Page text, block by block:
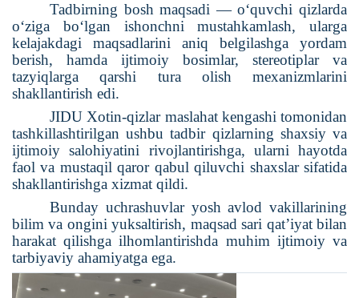
Tadbirning bosh maqsadi — o‘quvchi qizlarda
o‘ziga bo‘lgan ishonchni mustahkamlash, ularga
kelajakdagi maqsadlarini aniq belgilashga yordam
berish, hamda ijtimoiy bosimlar, stereotiplar va
tazyiqlarga qarshi tura olish mexanizmlarini
shakllantirish edi.
JIDU Xotin-qizlar maslahat kengashi tomonidan
tashkillashtirilgan ushbu tadbir qizlarning shaxsiy va
ijtimoiy salohiyatini rivojlantirishga, ularni hayotda
faol va mustaqil qaror qabul qiluvchi shaxslar sifatida
shakllantirishga xizmat qildi.
Bunday uchrashuvlar yosh avlod vakillarining
bilim va ongini yuksaltirish, maqsad sari qat’iyat bilan
harakat qilishga ilhomlantirishda muhim ijtimoiy va
tarbiyaviy ahamiyatga ega.